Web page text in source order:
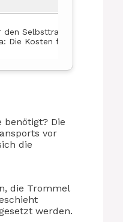
Selbsttransport einer
Die Kosten für die
Die
vor
die
die Trommel
werden.